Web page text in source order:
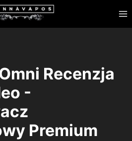
Recenzja
-
Premium